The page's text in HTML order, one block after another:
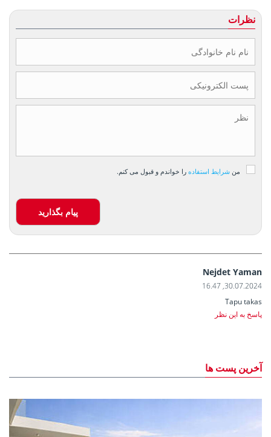
نظرات
من شرایط استفاده را خواندم و قبول می کنم.
پیام بگذارید
Nejdet Yaman
30.07.2024, 16.47
Tapu takas
پاسخ به این نظر
آخرین پست ها